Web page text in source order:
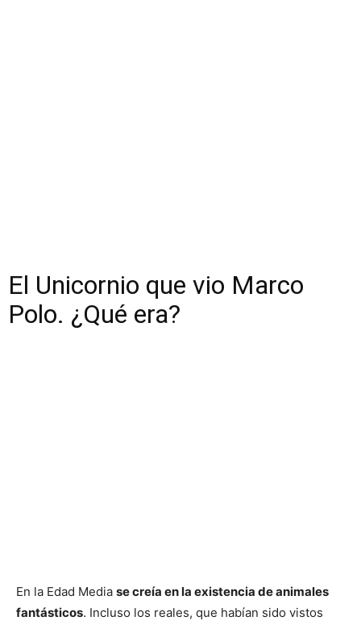
El Unicornio que vio Marco
Polo. ¿Qué era?
En la Edad Media se creía en la existencia de animales
fantásticos. Incluso los reales, que habían sido vistos